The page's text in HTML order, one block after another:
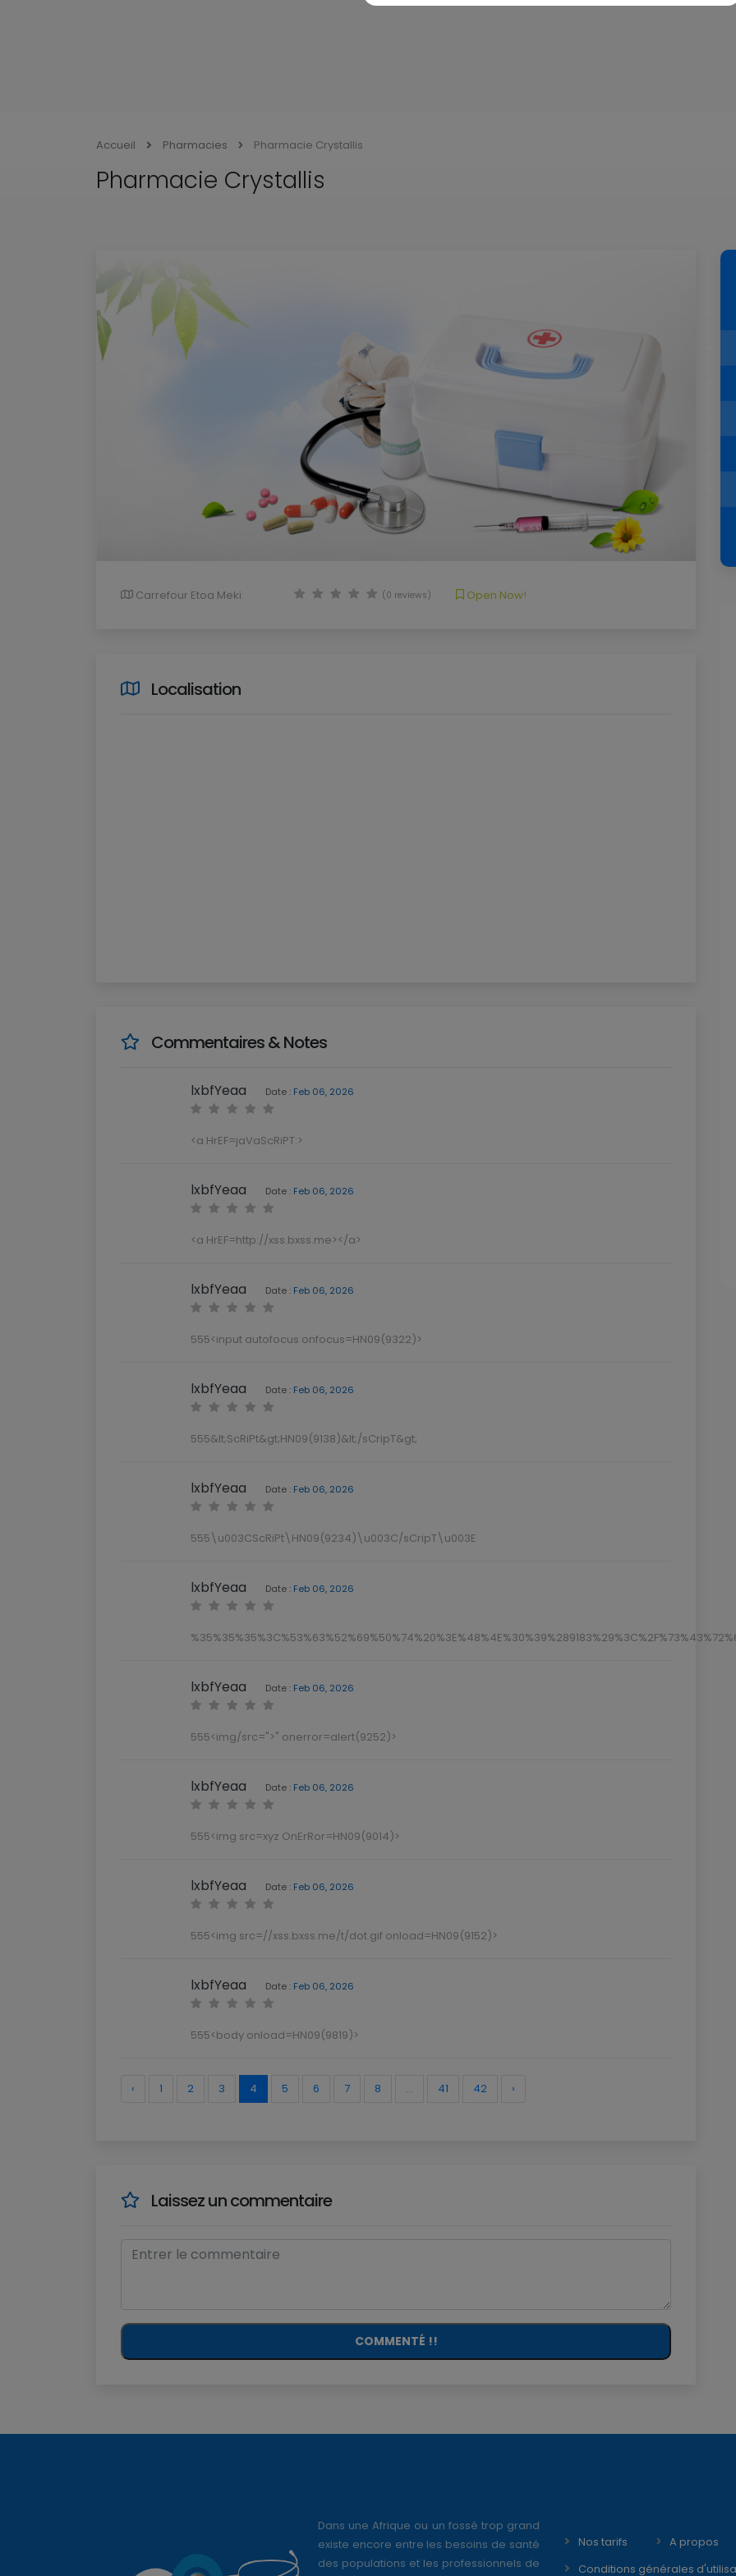
Accueil Pharmacies Pharmacie Crystallis
Pharmacie Crystallis
Carrefour Etoa Meki (0 reviews) Open Now!
Localisation
Commentaires & Notes
lxbfYeaa Date : Feb 06, 2026
<a HrEF=jaVaScRiPT:>
lxbfYeaa Date : Feb 06, 2026
<a HrEF=http://xss.bxss.me></a>
lxbfYeaa Date : Feb 06, 2026
555<input autofocus onfocus=HN09(9322)>
lxbfYeaa Date : Feb 06, 2026
555&lt;ScRiPt&gt;HN09(9138)&lt;/sCripT&gt;
lxbfYeaa Date : Feb 06, 2026
555\u003CScRiPt\HN09(9234)\u003C/sCripT\u003E
lxbfYeaa Date : Feb 06, 2026
lxbfYeaa Date : Feb 06, 2026
555<img/src=">" onerror=alert(9252)>
lxbfYeaa Date : Feb 06, 2026
555<img src=xyz OnErRor=HN09(9014)>
lxbfYeaa Date : Feb 06, 2026
555<img src=//xss.bxss.me/t/dot.gif onload=HN09(9152)>
lxbfYeaa Date : Feb 06, 2026
555<body onload=HN09(9819)>
‹ 1 2 3 4 5 6 7 8 ... 41 42 ›
Laissez un commentaire
COMMENTÉ !!
Dans une Afrique ou un fossé trop grand
existe encore entre les besoins de santé
des populations et les professionnels de
Nos tarifs A propos
Conditions générales